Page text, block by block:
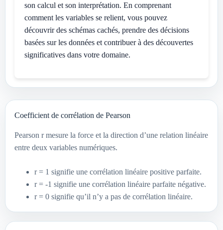
son calcul et son interprétation. En comprenant
comment les variables se relient, vous pouvez
découvrir des schémas cachés, prendre des décisions
basées sur les données et contribuer à des découvertes
significatives dans votre domaine.
Coefficient de corrélation de Pearson
Pearson r mesure la force et la direction d’une relation linéaire
entre deux variables numériques.
r = 1 signifie une corrélation linéaire positive parfaite.
r = -1 signifie une corrélation linéaire parfaite négative.
r = 0 signifie qu’il n’y a pas de corrélation linéaire.